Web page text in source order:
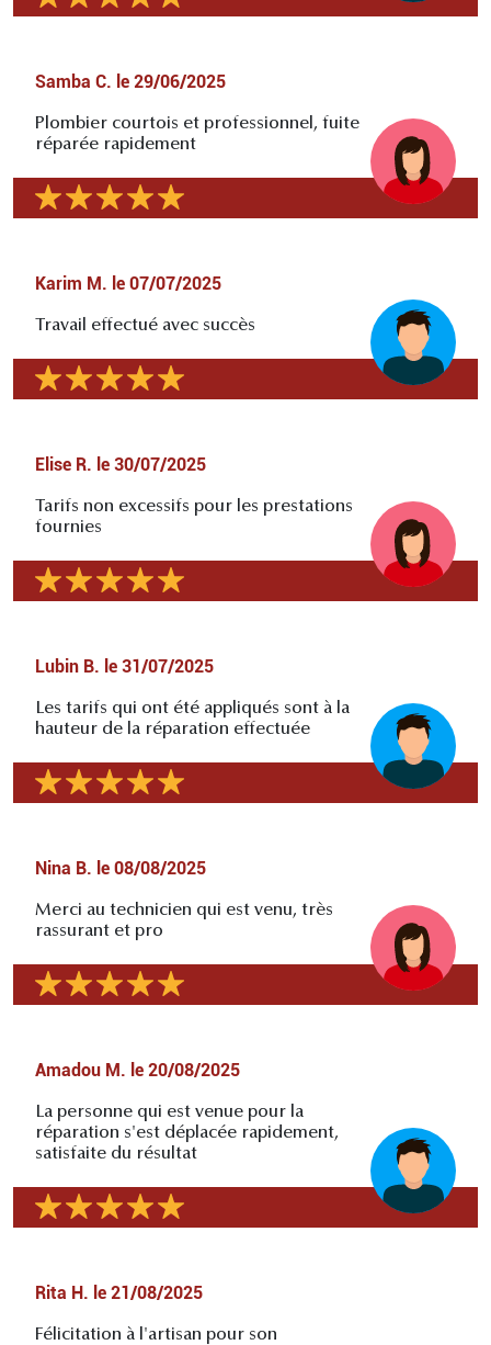
Samba C. le 29/06/2025
Plombier courtois et professionnel, fuite
réparée rapidement
Karim M. le 07/07/2025
Travail effectué avec succès
Elise R. le 30/07/2025
Tarifs non excessifs pour les prestations
fournies
Lubin B. le 31/07/2025
Les tarifs qui ont été appliqués sont à la
hauteur de la réparation effectuée
Nina B. le 08/08/2025
Merci au technicien qui est venu, très
rassurant et pro
Amadou M. le 20/08/2025
La personne qui est venue pour la
réparation s'est déplacée rapidement,
satisfaite du résultat
Rita H. le 21/08/2025
Félicitation à l'artisan pour son